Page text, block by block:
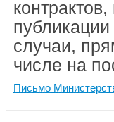
контрактов,
случаи,
числе на
Письмо